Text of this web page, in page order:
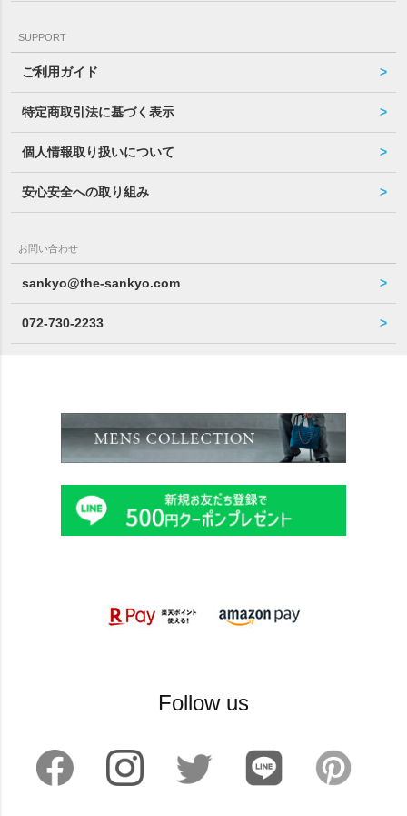
SUPPORT
ご利用ガイド
特定商取引法に基づく表示
個人情報取り扱いについて
安心安全への取り組み
お問い合わせ
sankyo@the-sankyo.com
072-730-2233
Follow us